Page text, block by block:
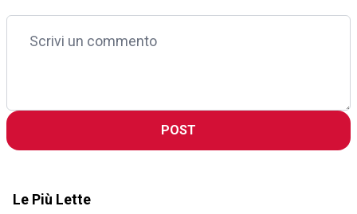
POST
Le Più Lette